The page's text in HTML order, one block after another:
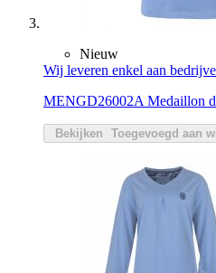
Nieuw
Wij leveren enkel aan
MENGD26002A Medaillon
Bekijken Toegevoegd aan